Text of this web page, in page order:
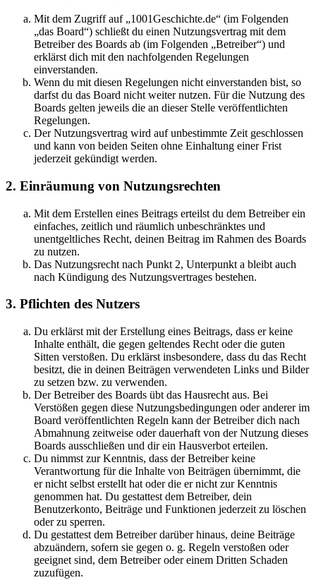
Mit dem Zugriff auf „1001Geschichte.de“ (im Folgenden
„das Board“) schließt du einen Nutzungsvertrag mit dem
Betreiber des Boards ab (im Folgenden „Betreiber“) und
erklärst dich mit den nachfolgenden Regelungen
einverstanden.
Wenn du mit diesen Regelungen nicht einverstanden bist, so
darfst du das Board nicht weiter nutzen. Für die Nutzung des
Boards gelten jeweils die an dieser Stelle veröffentlichten
Regelungen.
Der Nutzungsvertrag wird auf unbestimmte Zeit geschlossen
und kann von beiden Seiten ohne Einhaltung einer Frist
jederzeit gekündigt werden.
2. Einräumung von Nutzungsrechten
Mit dem Erstellen eines Beitrags erteilst du dem Betreiber ein
einfaches, zeitlich und räumlich unbeschränktes und
unentgeltliches Recht, deinen Beitrag im Rahmen des Boards
zu nutzen.
Das Nutzungsrecht nach Punkt 2, Unterpunkt a bleibt auch
nach Kündigung des Nutzungsvertrages bestehen.
3. Pflichten des Nutzers
Du erklärst mit der Erstellung eines Beitrags, dass er keine
Inhalte enthält, die gegen geltendes Recht oder die guten
Sitten verstoßen. Du erklärst insbesondere, dass du das Recht
besitzt, die in deinen Beiträgen verwendeten Links und Bilder
zu setzen bzw. zu verwenden.
Der Betreiber des Boards übt das Hausrecht aus. Bei
Verstößen gegen diese Nutzungsbedingungen oder anderer im
Board veröffentlichten Regeln kann der Betreiber dich nach
Abmahnung zeitweise oder dauerhaft von der Nutzung dieses
Boards ausschließen und dir ein Hausverbot erteilen.
Du nimmst zur Kenntnis, dass der Betreiber keine
Verantwortung für die Inhalte von Beiträgen übernimmt, die
er nicht selbst erstellt hat oder die er nicht zur Kenntnis
genommen hat. Du gestattest dem Betreiber, dein
Benutzerkonto, Beiträge und Funktionen jederzeit zu löschen
oder zu sperren.
Du gestattest dem Betreiber darüber hinaus, deine Beiträge
abzuändern, sofern sie gegen o. g. Regeln verstoßen oder
geeignet sind, dem Betreiber oder einem Dritten Schaden
zuzufügen.